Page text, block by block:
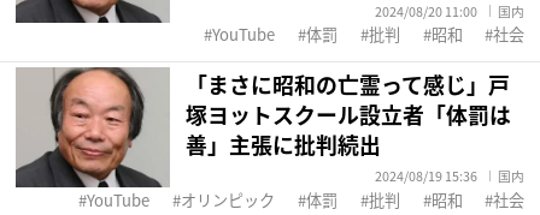
2024/08/20 11:00 国内
YouTube 体罰 批判 昭和 社会
「まさに昭和の亡霊って感じ」戸
塚ヨットスクール設立者「体罰は
善」主張に批判続出
2024/08/19 15:36 国内
YouTube オリンピック 体罰 批判 昭和 社会